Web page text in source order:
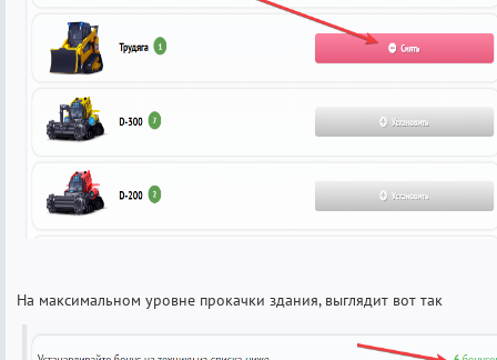
На максимальном уровне прокачки здания, выглядит вот так